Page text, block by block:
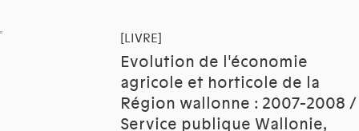
[LIVRE]
Evolution de l'économie
agricole et horticole de la
Région wallonne : 2007-2008 /
Service publique Wallonie,